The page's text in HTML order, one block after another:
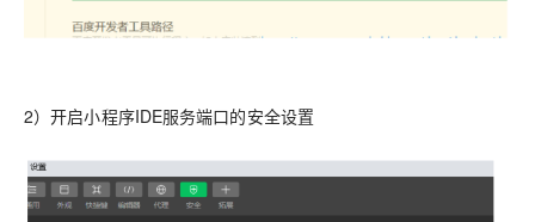
2）开启小程序IDE服务端口的安全设置